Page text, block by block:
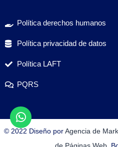
Política derechos humanos
Política privacidad de datos
Política LAFT
PQRS
© 2022 Diseño porAgencia de